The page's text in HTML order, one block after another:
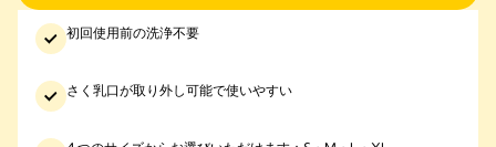
初回使用前の洗浄不要
さく乳口が取り外し可能で使いやすい